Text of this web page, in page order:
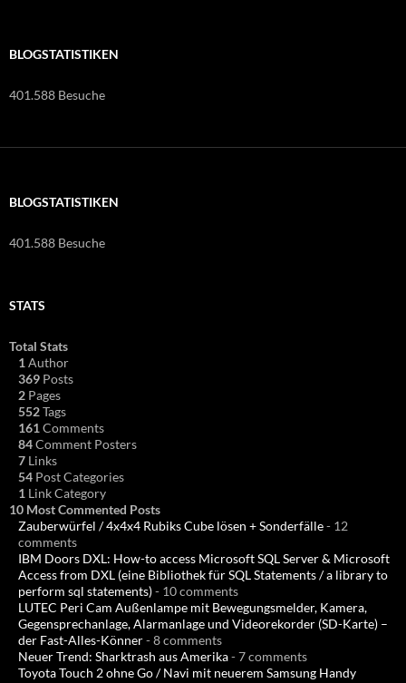
BLOGSTATISTIKEN
401.588 Besuche
BLOGSTATISTIKEN
401.588 Besuche
STATS
Total Stats
1 Author
369 Posts
2 Pages
552Tags
161 Comments
84Comment Posters
7 Links
54 Post Categories
1 Link Category
10 Most Commented Posts
Zauberwürfel / 4x4x4 Rubiks Cube lösen + Sonderfälle- 12
comments
IBM Doors DXL: How-to access Microsoft SQL Server & Microsoft
Access from DXL (eine Bibliothek für SQL Statements / a library to
perform sql statements)- 10 comments
LUTEC Peri Cam Außenlampe mit Bewegungsmelder, Kamera,
Gegensprechanlage, Alarmanlage und Videorekorder (SD-Karte) –
der Fast-Alles-Könner- 8 comments
Neuer Trend: Sharktrash aus Amerika- 7 comments
Toyota Touch 2 ohne Go / Navi mit neuerem Samsung Handy